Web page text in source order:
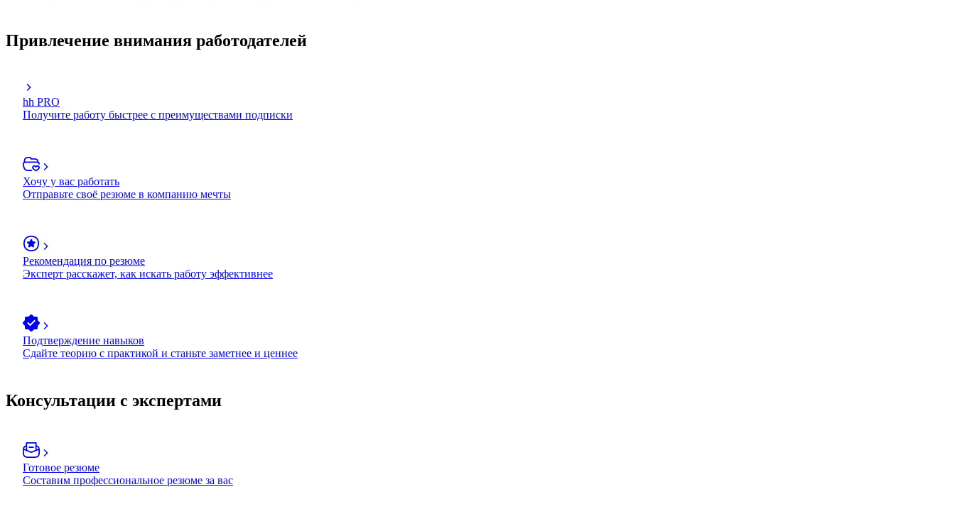
Привлечение внимания работодателей
hh PRO
Получите работу быстрее с преимуществами подписки
Хочу у вас работать
Отправьте своё резюме в компанию мечты
Рекомендация по резюме
Эксперт расскажет, как искать работу эффективнее
Подтверждение навыков
Сдайте теорию с практикой и станьте заметнее и ценнее
Консультации с экспертами
Готовое резюме
Составим профессиональное резюме за вас